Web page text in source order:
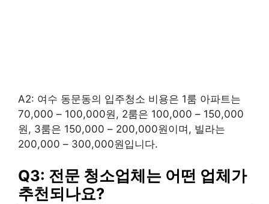
A2: 여수 동문동의 입주청소 비용은 1룸 아파트는
70,000 – 100,000원, 2룸은 100,000 – 150,000
원, 3룸은 150,000 – 200,000원이며, 빌라는
200,000 – 300,000원입니다.
Q3: 전문 청소업체는 어떤 업체가
추천되나요?